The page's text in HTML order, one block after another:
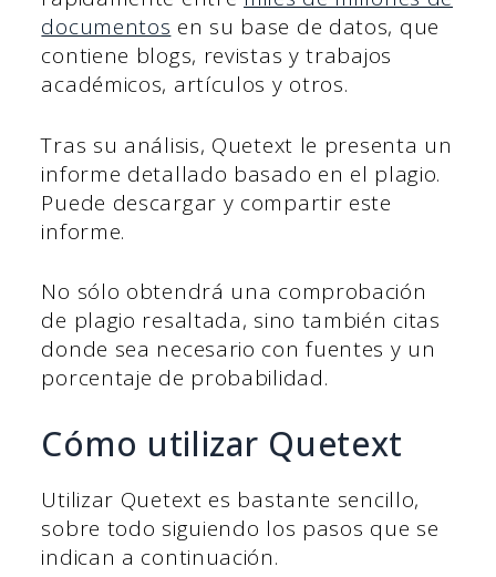
documentos en su base de datos, que
contiene blogs, revistas y trabajos
académicos, artículos y otros.
Tras su análisis, Quetext le presenta un
informe detallado basado en el plagio.
Puede descargar y compartir este
informe.
No sólo obtendrá una comprobación
de plagio resaltada, sino también citas
donde sea necesario con fuentes y un
porcentaje de probabilidad.
Cómo utilizar Quetext
Utilizar Quetext es bastante sencillo,
sobre todo siguiendo los pasos que se
indican a continuación.